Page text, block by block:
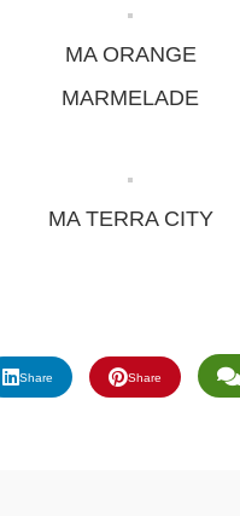
MA ORANGE
MARMELADE
MA TERRA CITY
Share Share